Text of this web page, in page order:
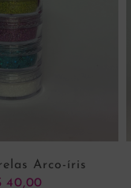
Arco-íris
40,00